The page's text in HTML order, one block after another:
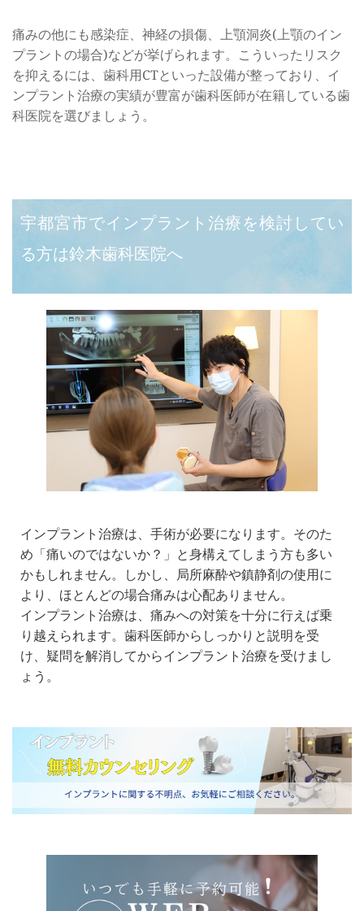
痛みの他にも感染症、神経の損傷、上顎洞炎(上顎のイン
プラントの場合)などが挙げられます。こういったリスク
を抑えるには、歯科用CTといった設備が整っており、イ
ンプラント治療の実績が豊富が歯科医師が在籍している歯
科医院を選びましょう。
宇都宮市でインプラント治療を検討してい
る方は鈴木歯科医院へ
インプラント治療は、手術が必要になります。そのた
め「痛いのではないか？」と身構えてしまう方も多い
かもしれません。しかし、局所麻酔や鎮静剤の使用に
より、ほとんどの場合痛みは心配ありません。
インプラント治療は、痛みへの対策を十分に行えば乗
り越えられます。歯科医師からしっかりと説明を受
け、疑問を解消してからインプラント治療を受けまし
ょう。